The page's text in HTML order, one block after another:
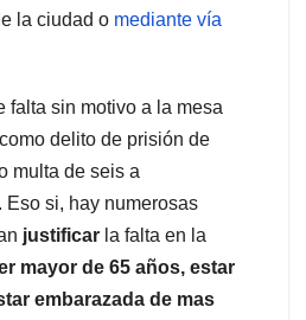
la ciudad o mediante vía
falta sin motivo a la mesa
delito de prisión de
multa de seis a
Eso si, hay numerosas
justificar la falta en la
mayor de 65 años, estar
embarazada de mas